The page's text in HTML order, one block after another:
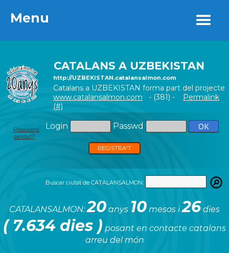
Menu
CATALANS A UZBEKISTAN
http://UZBEKISTAN.catalansalmon.com
Catalans a UZBEKISTAN forma part del projecte
www.catalansalmon.com - (381) - Permalink
(#)
Login Passwd
Password
perdut?
REGISTRA'T
Buscar ciutat de CATALANSALMON:
CATALANSALMON:20 anys 10 mesos i26 dies
( 7.634 dies ) posant en contacte catalans
arreu del món
Menu